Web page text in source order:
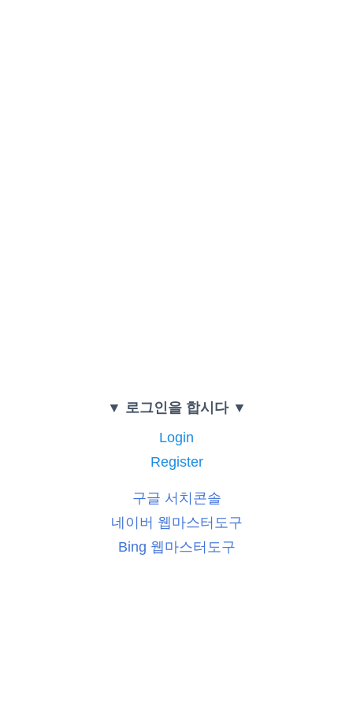
▼ 로그인을 합시다 ▼
Login
Register
구글 서치콘솔
네이버 웹마스터도구
Bing 웹마스터도구